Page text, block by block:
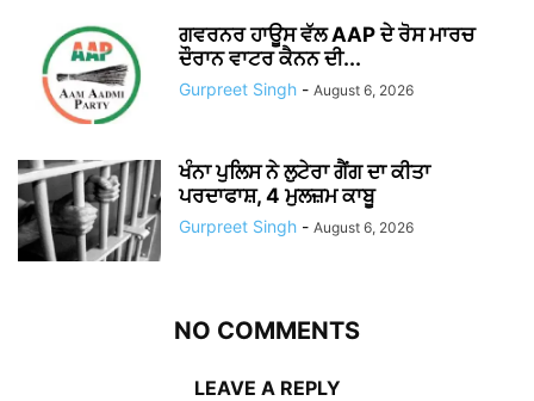
ਗਵਰਨਰ ਹਾਊਸ ਵੱਲ AAP ਦੇ ਰੋਸ ਮਾਰਚ
ਦੌਰਾਨ ਵਾਟਰ ਕੈਨਨ ਦੀ...
Gurpreet Singh - August 6, 2026
ਖੰਨਾ ਪੁਲਿਸ ਨੇ ਲੁਟੇਰਾ ਗੈਂਗ ਦਾ ਕੀਤਾ
ਪਰਦਾਫਾਸ਼, 4 ਮੁਲਜ਼ਮ ਕਾਬੂ
Gurpreet Singh - August 6, 2026
NO COMMENTS
LEAVE A REPLY